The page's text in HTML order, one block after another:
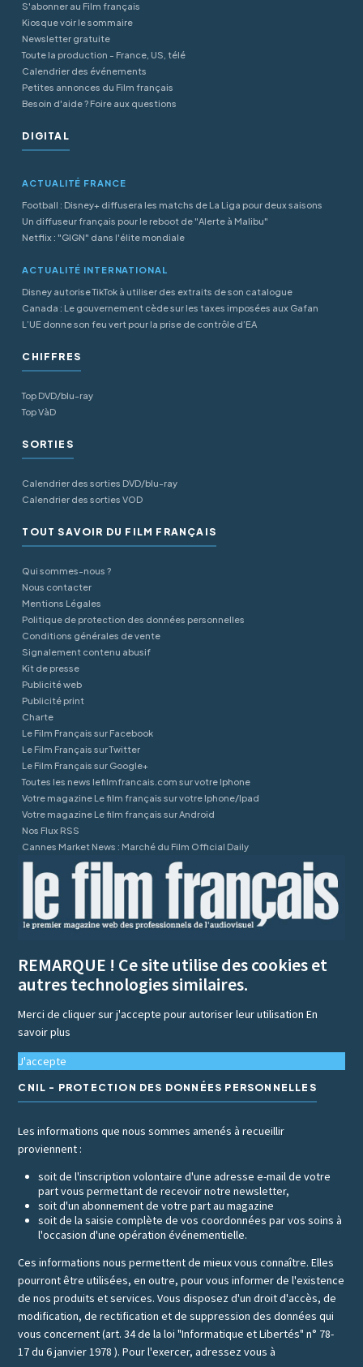
S'abonner au Film français
Kiosque voir le sommaire
Newsletter gratuite
Toute la production - France, US, télé
Calendrier des événements
Petites annonces du Film français
Besoin d'aide ? Foire aux questions
DIGITAL
ACTUALITÉ FRANCE
Football : Disney+ diffusera les matchs de La Liga pour deux saisons
Un diffuseur français pour le reboot de "Alerte à Malibu"
Netflix : "GIGN" dans l'élite mondiale
ACTUALITÉ INTERNATIONAL
Disney autorise TikTok à utiliser des extraits de son catalogue
Canada : Le gouvernement cède sur les taxes imposées aux Gafan
L’UE donne son feu vert pour la prise de contrôle d’EA
CHIFFRES
Top DVD/blu-ray
Top VàD
SORTIES
Calendrier des sorties DVD/blu-ray
Calendrier des sorties VOD
TOUT SAVOIR DU FILM FRANÇAIS
Qui sommes-nous ?
Nous contacter
Mentions Légales
Politique de protection des données personnelles
Conditions générales de vente
Signalement contenu abusif
Kit de presse
Publicité web
Publicité print
Charte
Le Film Français sur Facebook
Le Film Français sur Twitter
Le Film Français sur Google+
Toutes les news lefilmfrancais.com sur votre Iphone
Votre magazine Le film français sur votre Iphone/Ipad
Votre magazine Le film français sur Android
Nos Flux RSS
Cannes Market News : Marché du Film Official Daily
REMARQUE ! Ce site utilise des cookies et
autres technologies similaires.
Merci de cliquer sur j'accepte pour autoriser leur utilisationEn
savoir plus
J'accepte
CNIL - PROTECTION DES DONNÉES PERSONNELLES
Les informations que nous sommes amenés à recueillir
proviennent :
soit de l'inscription volontaire d'une adresse e-mail de votre
part vous permettant de recevoir notre newsletter,
soit d'un abonnement de votre part au magazine
soit de la saisie complète de vos coordonnées par vos soins à
l'occasion d'une opération événementielle.
Ces informations nous permettent de mieux vous connaître. Elles
pourront être utilisées, en outre, pour vous informer de l'existence
de nos produits et services. Vous disposez d'un droit d'accès, de
modification, de rectification et de suppression des données qui
vous concernent (art. 34 de la loi "Informatique et Libertés" n° 78-
17 du 6 janvier 1978 ). Pour l'exercer, adressez vous à